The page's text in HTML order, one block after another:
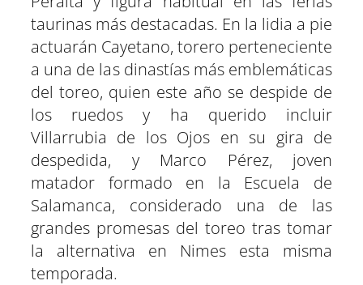
taurinas más destacadas. En la lidia a pie
actuarán Cayetano, torero perteneciente
a una de las dinastías más emblemáticas
del toreo, quien este año se despide de
los ruedos y ha querido incluir
Villarrubia de los Ojos en su gira de
despedida, y Marco Pérez, joven
matador formado en la Escuela de
Salamanca, considerado una de las
grandes promesas del toreo tras tomar
la alternativa en Nimes esta misma
temporada.